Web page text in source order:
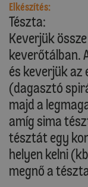
Elkészítés:
Tészta:
Keverjük
keverőtálban.
és keverjük az
(dagasztó
majd a
amíg sima
tésztát egy
helyen kelni
megnő a